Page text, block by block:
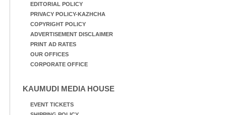
EDITORIAL POLICY
PRIVACY POLICY-KAZHCHA
COPYRIGHT POLICY
ADVERTISEMENT DISCLAIMER
PRINT AD RATES
OUR OFFICES
CORPORATE OFFICE
KAUMUDI MEDIA HOUSE
EVENT TICKETS